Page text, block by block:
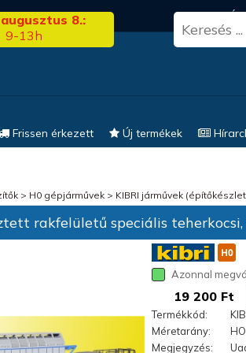
FRISS
8.:
9-13h
Frissen érkezett Új termékek
> H0 gépjárművek > KIBRI járművek
rakfelületű speciális teherkocsi,
Azonnal
19 200 Ft
Termékkód:
Méretarány:
HO
Megjegyzés: